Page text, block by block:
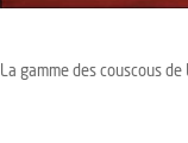
La gamme des couscous de